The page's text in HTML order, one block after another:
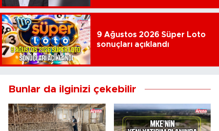
9 Ağustos 2026 Süper Loto
sonuçları açıklandı
Bunlar da ilginizi çekebilir